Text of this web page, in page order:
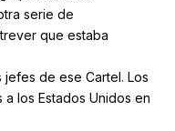
serie de
que estaba
de ese Cartel. Los
los Estados Unidos en